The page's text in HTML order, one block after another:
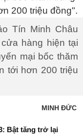
Tín Minh Châu
hàng hiện tại
mại bốc thăm
tới hơn 200 triệu
MINH ĐỨC
Bật tăng trở lại